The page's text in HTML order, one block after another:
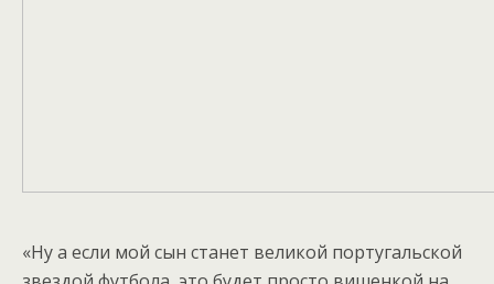
«Ну а если мой сын станет великой португальской